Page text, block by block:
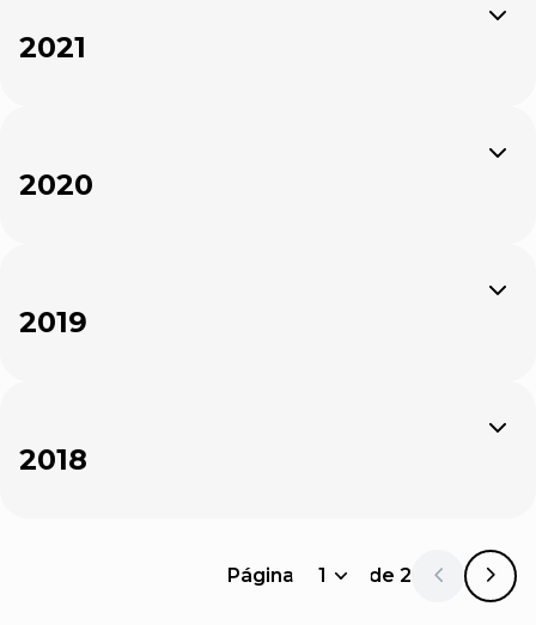
Expandir
2021
Expandir
2020
Expandir
2019
Expandir
2018
Página 1 de 2